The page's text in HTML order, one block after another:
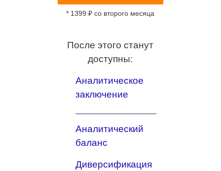
* 1399 ₽ со второго месяца
После этого станут
доступны:
Аналитическое
заключение
Аналитический
баланс
Диверсификация